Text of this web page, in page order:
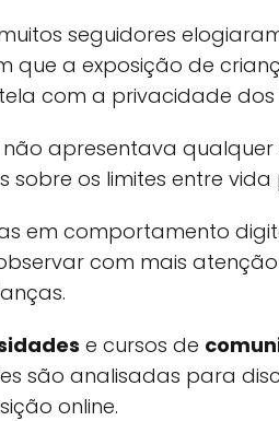
seguidores
que a exposição de
com a privacidade dos
apresentava
sobre os limites entre
em comportamento
com mais
e cursos de
são analisadas para
online.